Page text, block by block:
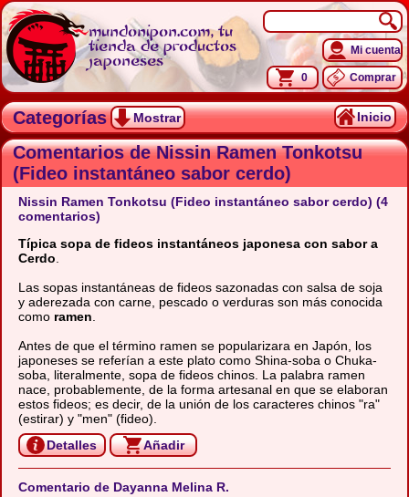
mundonipon.com, tu
tienda de productos
japoneses
Mi cuenta
0 Comprar
Categorías Mostrar Inicio
Comentarios de Nissin Ramen Tonkotsu
(Fideo instantáneo sabor cerdo)
Nissin Ramen Tonkotsu (Fideo instantáneo sabor cerdo) (4
comentarios)
Típica sopa de fideos instantáneos japonesa con sabor a
Cerdo
Las sopas instantáneas de fideos sazonadas con salsa de soja
y aderezada con carne, pescado o verduras son más conocida
como ramen
Antes de que el término ramen se popularizara en Japón, los
japoneses se referían a este plato como Shina-soba o Chuka-
soba, literalmente, sopa de fideos chinos. La palabra ramen
nace, probablemente, de la forma artesanal en que se elaboran
estos fideos; es decir, de la unión de los caracteres chinos "ra"
(estirar) y "men" (fideo).
Detalles
Añadir
Comentario de Dayanna Melina R.